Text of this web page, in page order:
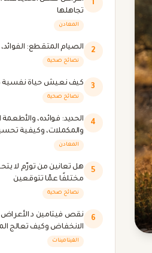
1
تجاهلها
المعادن
2 الصيام المتقطع:
نصائح صحية
3 كيف نعيش حياة نفسية
نصائح صحية
4
الحديد: فوائده،
والمكملات، وكيفية
المعادن
5
هل تعانين من تورّم لا
مختلفًا عمّا تتوقعين
نصائح صحية
6
نقص فيتامين د
الانخفاض وكيف تعالج
الفيتامينات